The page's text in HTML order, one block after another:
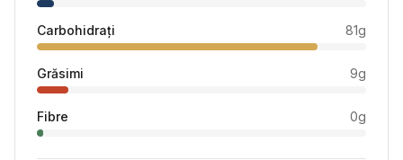
Carbohidrați 81g
Grăsimi 9g
Fibre 0g